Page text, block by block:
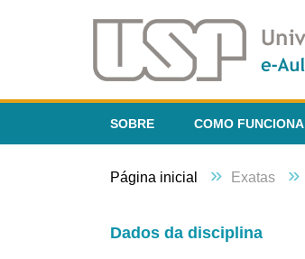
SOBRE COMO FUNCIONA
Página inicial » Exatas »
Dados da disciplina